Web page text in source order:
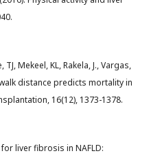
TJ, Mekeel, KL, Rakela, J., Vargas,
distance predicts mortality in
16(12), 1373-1378.
liver fibrosis in NAFLD: